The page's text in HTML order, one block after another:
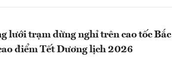
lưới trạm dừng nghỉ trên cao tốc Bắc
điểm Tết Dương lịch 2026